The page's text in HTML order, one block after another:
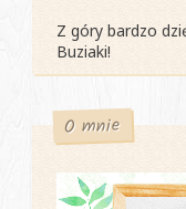
Z góry bardzo
Buziaki!
O mnie